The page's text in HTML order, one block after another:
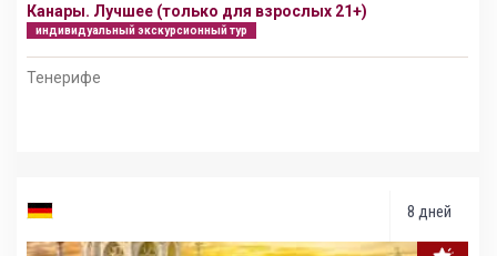
Канары. Лучшее (только для взрослых 21+)
индивидуальный экскурсионный тур
Тенерифе
8 дней